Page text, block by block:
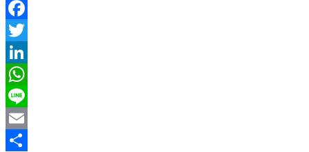
Facebook
Twitter
LinkedIn
WhatsApp
Line
Email